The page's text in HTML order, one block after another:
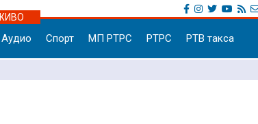
Аудио Спорт МП РТРС РТРС РТВ такса